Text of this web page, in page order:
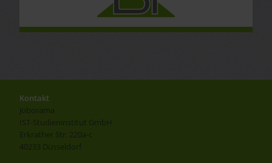
Kontakt
Joborama
IST-Studieninstitut GmbH
Erkrather Str. 220a-c
40233 Düsseldorf